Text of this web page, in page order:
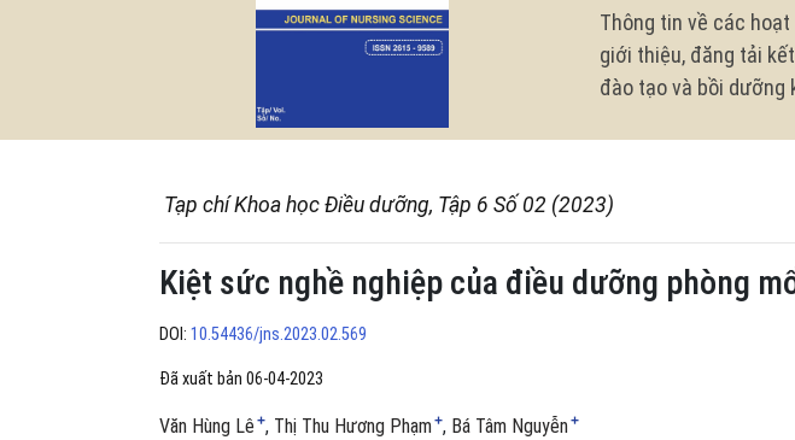
Thông tin về các
giới thiệu, đăng tải
đào tạo và bồi dưỡng
Tạp chí Khoa học Điều dưỡng, Tập 6 Số 02 (2023)
Kiệt sức nghề nghiệp của điều dưỡng phòng
DOI: 10.54436/jns.2023.02.569
Đã xuất bản 06-04-2023
Văn Hùng Lê + Thị Thu Hương Phạm+ Bá Tâm Nguyễn+